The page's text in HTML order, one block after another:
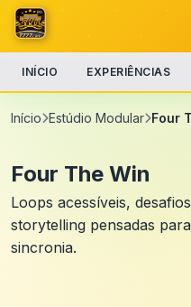
INÍCIO EXPERIÊNCIAS
Início Estúdio Modular Four
Four The Win
Loops acessíveis,
storytelling pensadas
sincronia.